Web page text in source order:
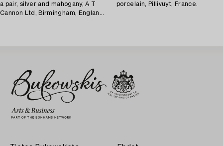
a pair, silver and mahogany, A T
Cannon Ltd, Birmingham, England
porcelain, Pillivuyt, France.